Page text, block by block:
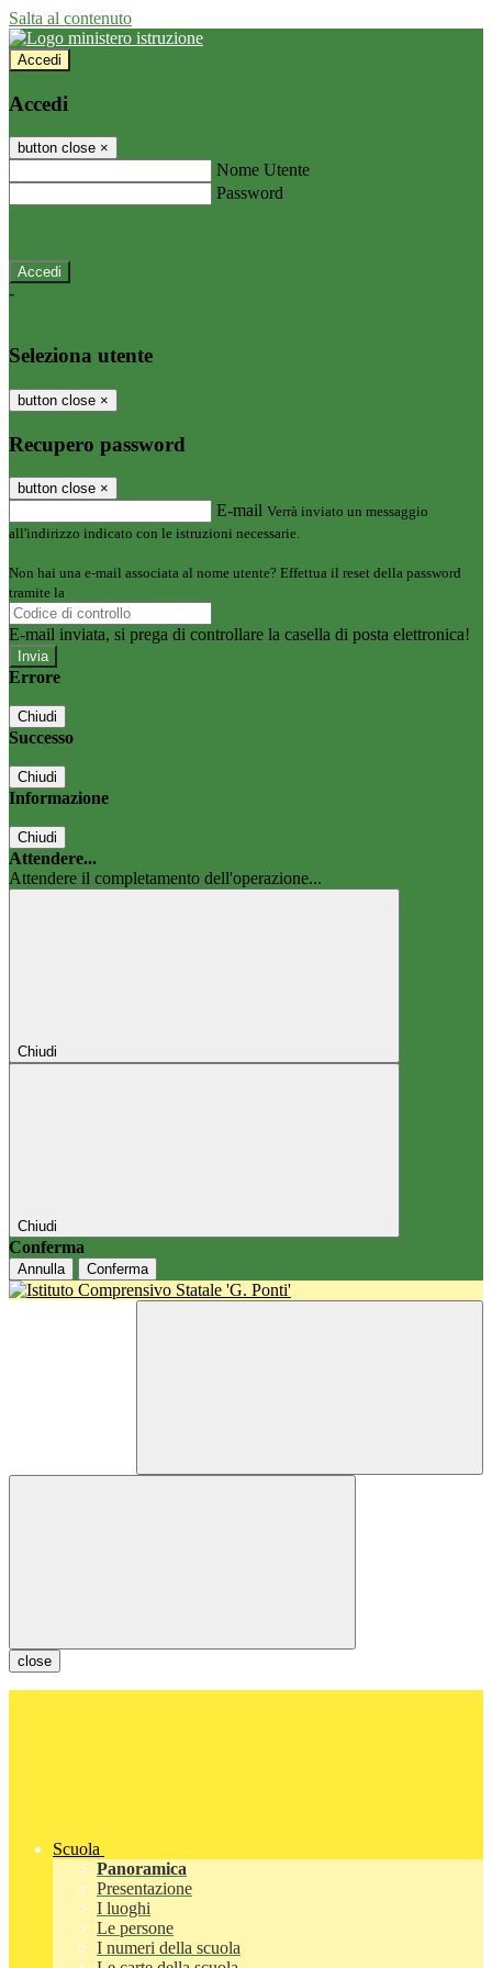
Salta al contenuto
Accedi
Accedi
button close ×
Nome Utente
Password
-
Seleziona utente
button close ×
Recupero password
button close ×
E-mail Verrà inviato un messaggio
all'indirizzo indicato con le istruzioni necessarie.
Non hai una e-mail associata al nome utente? Effettua il reset della password
tramite la
E-mail inviata, si prega di controllare la casella di posta elettronica!
Errore
Chiudi
Successo
Chiudi
Informazione
Chiudi
Attendere...
Attendere il completamento dell'operazione...
Chiudi
Chiudi
Conferma
Annulla Conferma
close
Scuola
Panoramica
Presentazione
I luoghi
Le persone
I numeri della scuola